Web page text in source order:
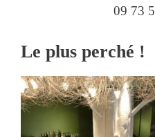
09 73
Le plus perché !